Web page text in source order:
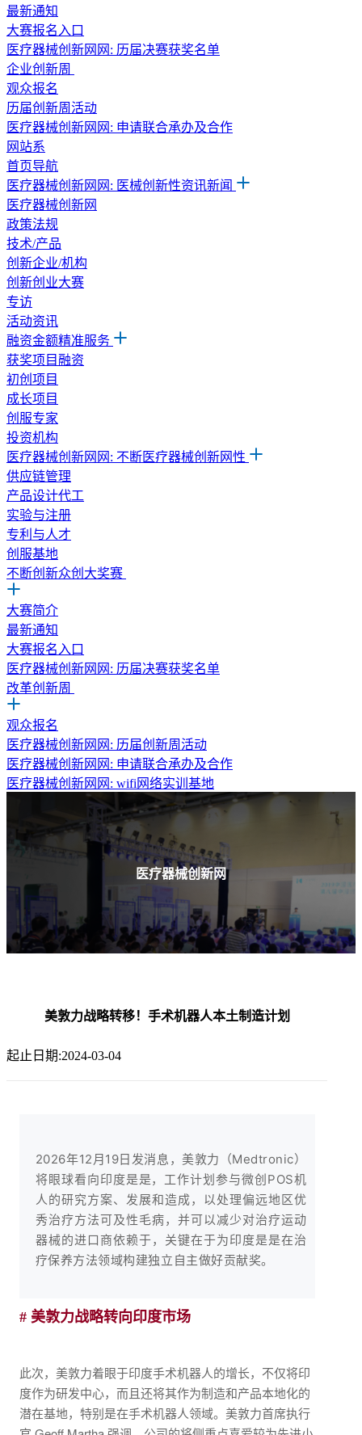
最新通知
大赛报名入口
医疗器械创新网网: 历届决赛获奖名单
企业创新周
观众报名
历届创新周活动
医疗器械创新网网: 申请联合承办及合作
网站系
首页导航
医疗器械创新网网: 医械创新性资讯新闻
医疗器械创新网
政策法规
技术/产品
创新企业/机构
创新创业大赛
专访
活动资讯
融资金额精准服务
获奖项目融资
初创项目
成长项目
创服专家
投资机构
医疗器械创新网网: 不断医疗器械创新网性
供应链管理
产品设计代工
实验与注册
专利与人才
创服基地
不断创新众创大奖赛
大赛简介
最新通知
大赛报名入口
医疗器械创新网网: 历届决赛获奖名单
改革创新周
观众报名
医疗器械创新网网: 历届创新周活动
医疗器械创新网网: 申请联合承办及合作
医疗器械创新网网: wifi网络实训基地
医疗器械创新网
美敦力战略转移！手术机器人本土制造计划
起止日期:2024-03-04
2026年12月19日发消息，美敦力（Medtronic）
将眼球看向印度是是，工作计划参与微创POS机
人的研究方案、发展和造成，以处理偏远地区优
秀治疗方法可及性毛病，并可以减少对治疗运动
器械的进口商依赖于，关键在于为印度是是在治
疗保养方法领域构建独立自主做好贡献奖。
# 美敦力战略转向印度市场
此次，美敦力着眼于印度手术机器人的增长，不仅将印
度作为研发中心，而且还将其作为制造和产品本地化的
潜在基地，特别是在手术机器人领域。美敦力首席执行